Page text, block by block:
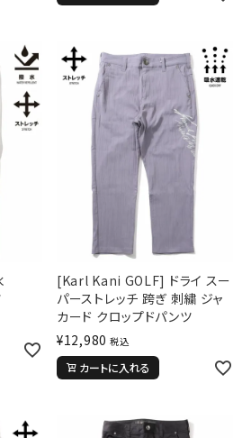
[Karl Kani GOLF] ドライ スー
パーストレッチ 跨ぎ 刺繍 ジャ
カード クロップドパンツ
¥12,980 税込
カートに入れる